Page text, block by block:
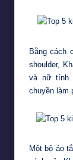
Bằng cách
shoulder,
và nữ tính.
chuyền làm
Một bộ áo